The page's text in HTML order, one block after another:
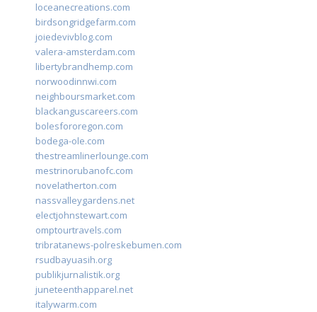
loceanecreations.com
birdsongridgefarm.com
joiedevivblog.com
valera-amsterdam.com
libertybrandhemp.com
norwoodinnwi.com
neighboursmarket.com
blackanguscareers.com
bolesfororegon.com
bodega-ole.com
thestreamlinerlounge.com
mestrinorubanofc.com
novelatherton.com
nassvalleygardens.net
electjohnstewart.com
omptourtravels.com
tribratanews-polreskebumen.com
rsudbayuasih.org
publikjurnalistik.org
juneteenthapparel.net
italywarm.com